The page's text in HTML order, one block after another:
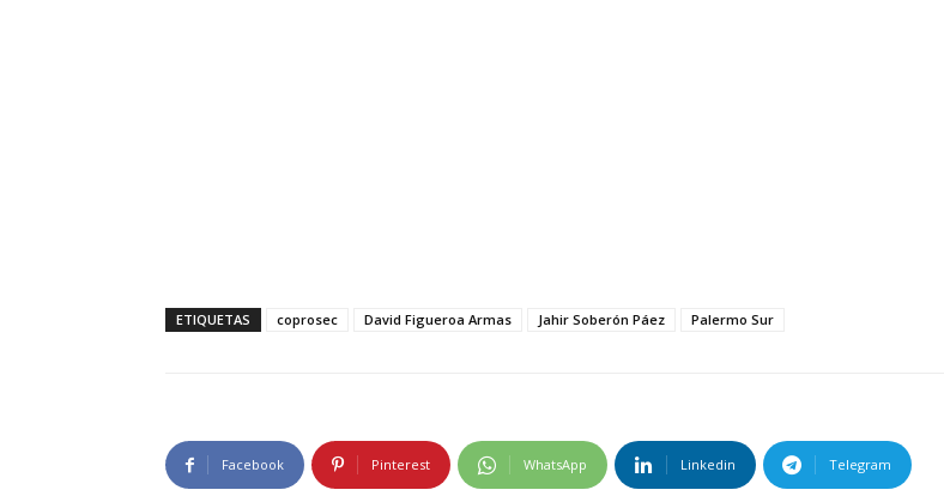
ETIQUETAS coprosec David Figueroa Armas Jahir Soberón Páez Palermo Sur
Facebook Pinterest WhatsApp Linkedin Telegram